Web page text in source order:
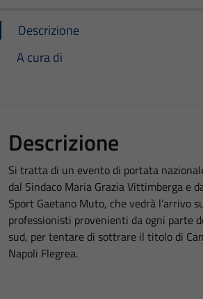
Descrizione
A cura di
Descrizione
Si tratta di un evento di portata
dal Sindaco Maria Grazia Vittimberga e
Sport Gaetano Muto, che vedrà l’arrivo
professionisti provenienti da ogni parte
sud, per tentare di sottrare il titolo di
Napoli Flegrea.